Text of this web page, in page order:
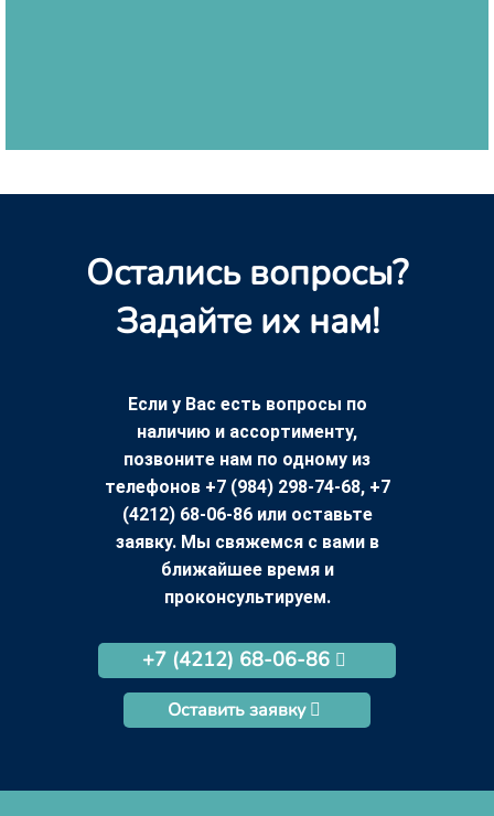
Остались вопросы?
Задайте их нам!
Если у Вас есть вопросы по
наличию и ассортименту,
позвоните нам по одному из
телефонов +7 (984) 298-74-68, +7
(4212) 68-06-86 или оставьте
заявку. Мы свяжемся с вами в
ближайшее время и
проконсультируем.
+7 (4212) 68-06-86
Оставить заявку